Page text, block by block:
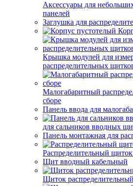
Аксессуары для
панелей
Заглушка для
Крышка модулей для
распределительных
Малогабаритный
сборе
Панель ввода для
для сальников вводных
Панель монтажная для
Распределительный
Щит вводный кабельный
Щиток